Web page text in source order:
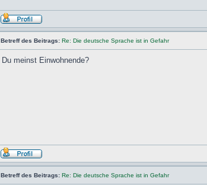
Betreff des Beitrags: Re: Die deutsche Sprache ist in Gefahr
Du meinst Einwohnende?
Betreff des Beitrags: Re: Die deutsche Sprache ist in Gefahr